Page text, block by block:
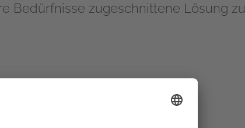
Bedürfnisse zugeschnittene Lösung zu